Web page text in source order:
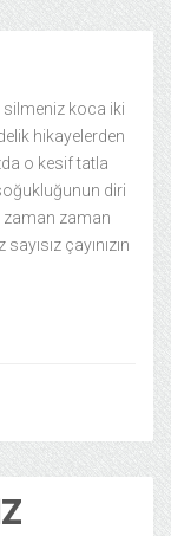
silmeniz koca iki
hikayelerden
o kesif tatla
diri
zaman zaman
çayınızın